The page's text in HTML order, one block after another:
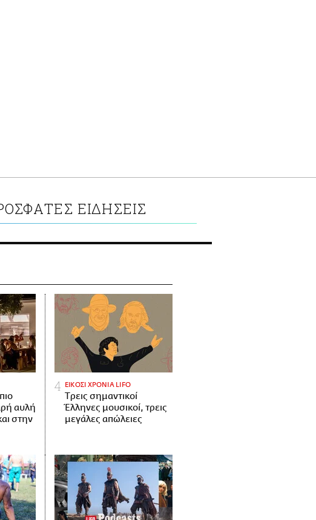
ΕΙΔΗΣΕΙΣ
αυλή
στην
ΕΙΚΟΣΙ ΧΡΟΝΙΑ LIFO
Tρεις σημαντικοί
Έλληνες μουσικοί, τρεις
μεγάλες απώλειες